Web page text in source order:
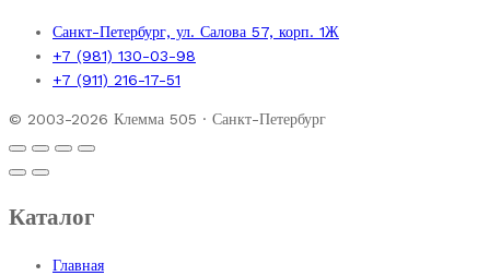
Санкт-Петербург, ул. Салова 57, корп. 1Ж
+7 (981) 130-03-98
+7 (911) 216-17-51
© 2003-2026 Клемма 505 · Санкт-Петербург
Каталог
Главная